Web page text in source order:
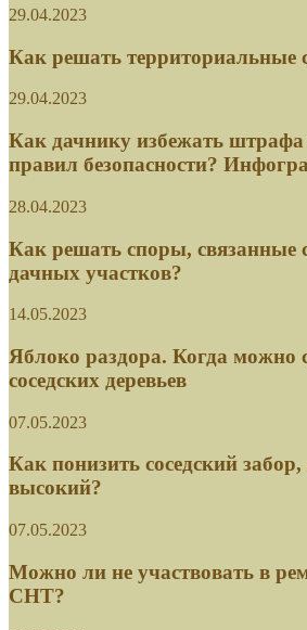
29.04.2023
Как дачнику избежать штрафа
Как решать споры, связанные
Яблоко раздора. Когда можно
Как понизить соседский
Можно ли не участвовать в
Почему жители СНТ должны